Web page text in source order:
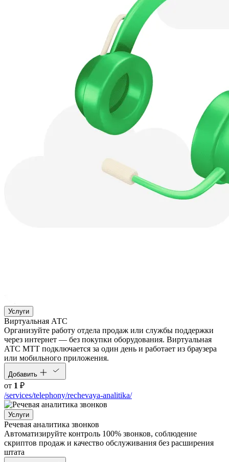
Услуги
Виртуальная АТС
Организуйте работу отдела продаж или службы поддержки
через интернет — без покупки оборудования. Виртуальная
АТС МТТ подключается за один день и работает из браузера
или мобильного приложения.
Добавить
от 1 ₽
/services/telephony/rechevaya-analitika/
Услуги
Речевая аналитика звонков
Автоматизируйте контроль 100% звонков, соблюдение
скриптов продаж и качество обслуживания без расширения
штата